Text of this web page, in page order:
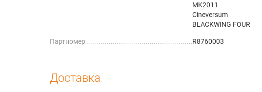
MK2011
Cineversum
BLACKWING FOUR
Партномер R8760003
Доставка